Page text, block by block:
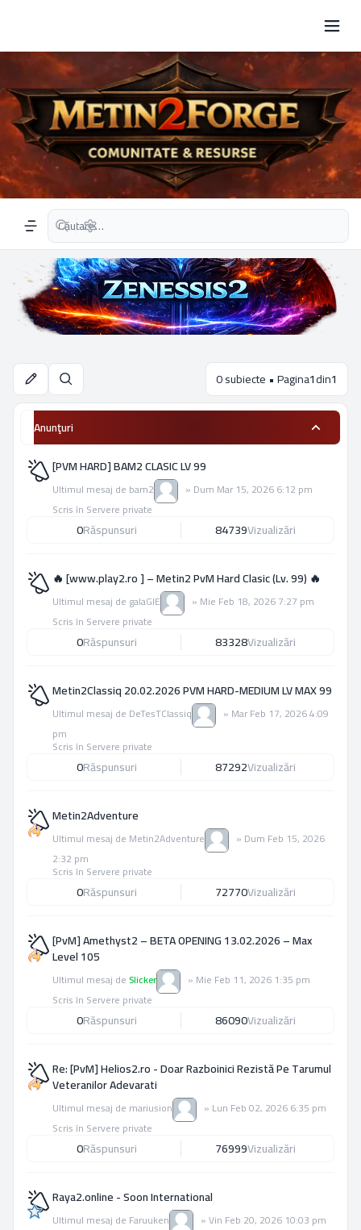
Navigation menu
Căutare avansată
Căutare 0 subiecte • Pagina1din1
Anunţuri
[PVM HARD] BAM2 CLASIC LV 99
Ultimul mesaj de bam2 » Dum Mar 15, 2026 6:12 pm
Scris în Servere private
0Răspunsuri 84739Vizualizări
🔥 [www.play2.ro ] – Metin2 PvM Hard Clasic (Lv. 99) 🔥
Ultimul mesaj de galaGIE » Mie Feb 18, 2026 7:27 pm
Scris în Servere private
0Răspunsuri 83328Vizualizări
Metin2Classiq 20.02.2026 PVM HARD-MEDIUM LV MAX 99
Ultimul mesaj de DeTesTClassiq » Mar Feb 17, 2026 4:09
pm
Scris în Servere private
0Răspunsuri 87292Vizualizări
Metin2Adventure
Ultimul mesaj de Metin2Adventure » Dum Feb 15, 2026
2:32 pm
Scris în Servere private
0Răspunsuri 72770Vizualizări
[PvM] Amethyst2 – BETA OPENING 13.02.2026 – Max
Level 105
Ultimul mesaj deSlicker » Mie Feb 11, 2026 1:35 pm
Scris în Servere private
0Răspunsuri 86090Vizualizări
Re: [PvM] Helios2.ro - Doar Razboinici Rezistă Pe Tarumul
Veteranilor Adevarati
Ultimul mesaj de mariusion » Lun Feb 02, 2026 6:35 pm
Scris în Servere private
0Răspunsuri 76999Vizualizări
Raya2.online - Soon International
Ultimul mesaj de Faruuken »Vin Feb 20, 2026 10:03 pm